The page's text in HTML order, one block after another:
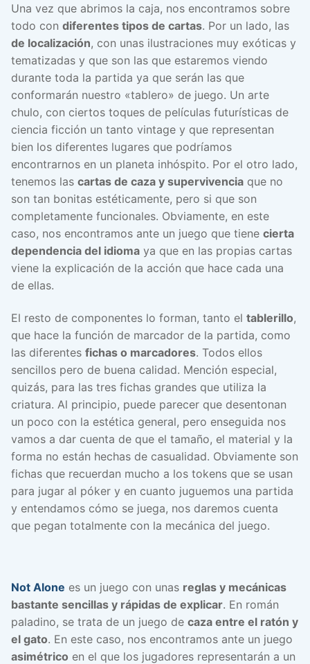
Una vez que abrimos la caja, nos encontramos sobre
todo con diferentes tipos de cartas. Por un lado, las
de localización, con unas ilustraciones muy exóticas y
tematizadas y que son las que estaremos viendo
durante toda la partida ya que serán las que
conformarán nuestro «tablero» de juego. Un arte
chulo, con ciertos toques de películas futurísticas de
ciencia ficción un tanto vintage y que representan
bien los diferentes lugares que podríamos
encontrarnos en un planeta inhóspito. Por el otro lado,
tenemos las cartas de caza y supervivencia que no
son tan bonitas estéticamente, pero si que son
completamente funcionales. Obviamente, en este
caso, nos encontramos ante un juego que tiene cierta
dependencia del idioma ya que en las propias cartas
viene la explicación de la acción que hace cada una
de ellas.
El resto de componentes lo forman, tanto el tablerillo,
que hace la función de marcador de la partida, como
las diferentes fichas o marcadores. Todos ellos
sencillos pero de buena calidad. Mención especial,
quizás, para las tres fichas grandes que utiliza la
criatura. Al principio, puede parecer que desentonan
un poco con la estética general, pero enseguida nos
vamos a dar cuenta de que el tamaño, el material y la
forma no están hechas de casualidad. Obviamente son
fichas que recuerdan mucho a los tokens que se usan
para jugar al póker y en cuanto juguemos una partida
y entendamos cómo se juega, nos daremos cuenta
que pegan totalmente con la mecánica del juego.
Not Alone es un juego con unas reglas y mecánicas
bastante sencillas y rápidas de explicar. En román
paladino, se trata de un juego de caza entre el ratón y
el gato. En este caso, nos encontramos ante un juego
asimétrico en el que los jugadores representarán a un